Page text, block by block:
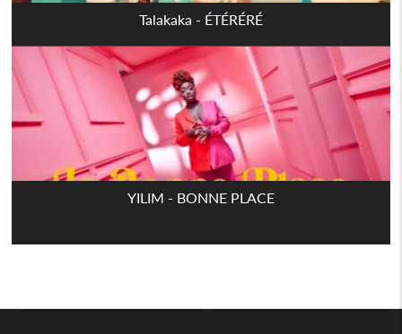
Talakaka - ÉTÉRÉRÉ
YILIM - BONNE PLACE